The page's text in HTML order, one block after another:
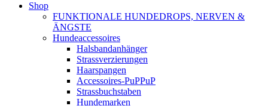
Shop
FUNKTIONALE HUNDEDROPS, NERVEN &
ÄNGSTE
Hundeaccessoires
Halsbandanhänger
Strassverzierungen
Haarspangen
Accessoires-PuPPuP
Strassbuchstaben
Hundemarken